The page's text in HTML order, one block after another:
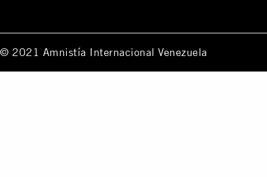
© 2021 Amnistía Internacional Venezuela